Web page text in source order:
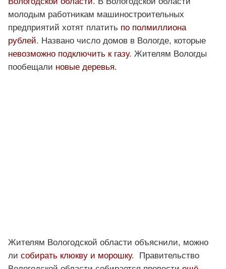
молодым работникам машиностроительных
предприятий хотят платить по полмиллиона
рублей. Названо число домов в Вологде, которые
невозможно подключить к газу. Жителям Вологды
пообещали новые деревья.
Жителям Вологодской области объяснили, можно
ли собирать клюкву и морошку. Правительство